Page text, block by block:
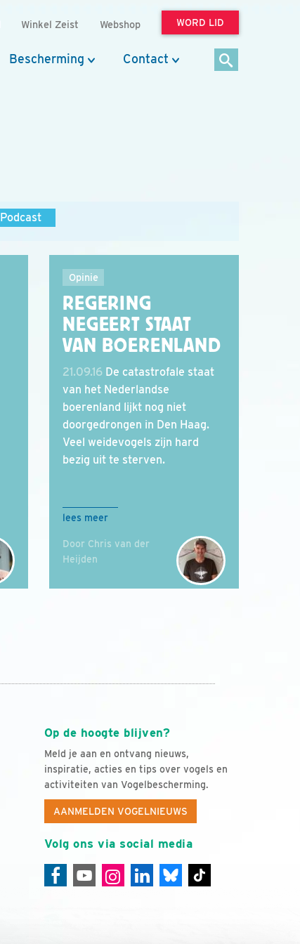
Winkel Zeist Webshop WORD LID
Bescherming Contact
Podcast
Opinie
REGERING
NEGEERT STAAT
VAN BOERENLAND
21.09.16 De catastrofale staat
van het Nederlandse
boerenland lijkt nog niet
doorgedrongen in Den Haag.
Veel weidevogels zijn hard
bezig uit te sterven.
lees meer
Door Chris van der
Heijden
Op de hoogte blijven?
Meld je aan en ontvang nieuws,
inspiratie, acties en tips over vogels en
activiteiten van Vogelbescherming.
AANMELDEN VOGELNIEUWS
Volg ons via social media